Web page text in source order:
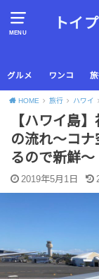
MENU
トイ
グルメ ワンコ
HOME 旅行 ハワイ
【ハワイ島
の流れ〜コ
るので新鮮〜
2019年5月1日